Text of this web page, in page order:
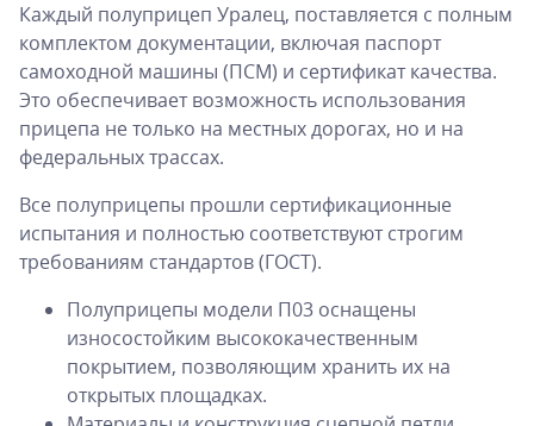
Каждый полуприцеп Уралец, поставляется с полным
комплектом документации, включая паспорт
самоходной машины (ПСМ) и сертификат качества.
Это обеспечивает возможность использования
прицепа не только на местных дорогах, но и на
федеральных трассах.
Все полуприцепы прошли сертификационные
испытания и полностью соответствуют строгим
требованиям стандартов (ГОСТ).
Полуприцепы модели П03 оснащены
износостойким высококачественным
покрытием, позволяющим хранить их на
открытых площадках.